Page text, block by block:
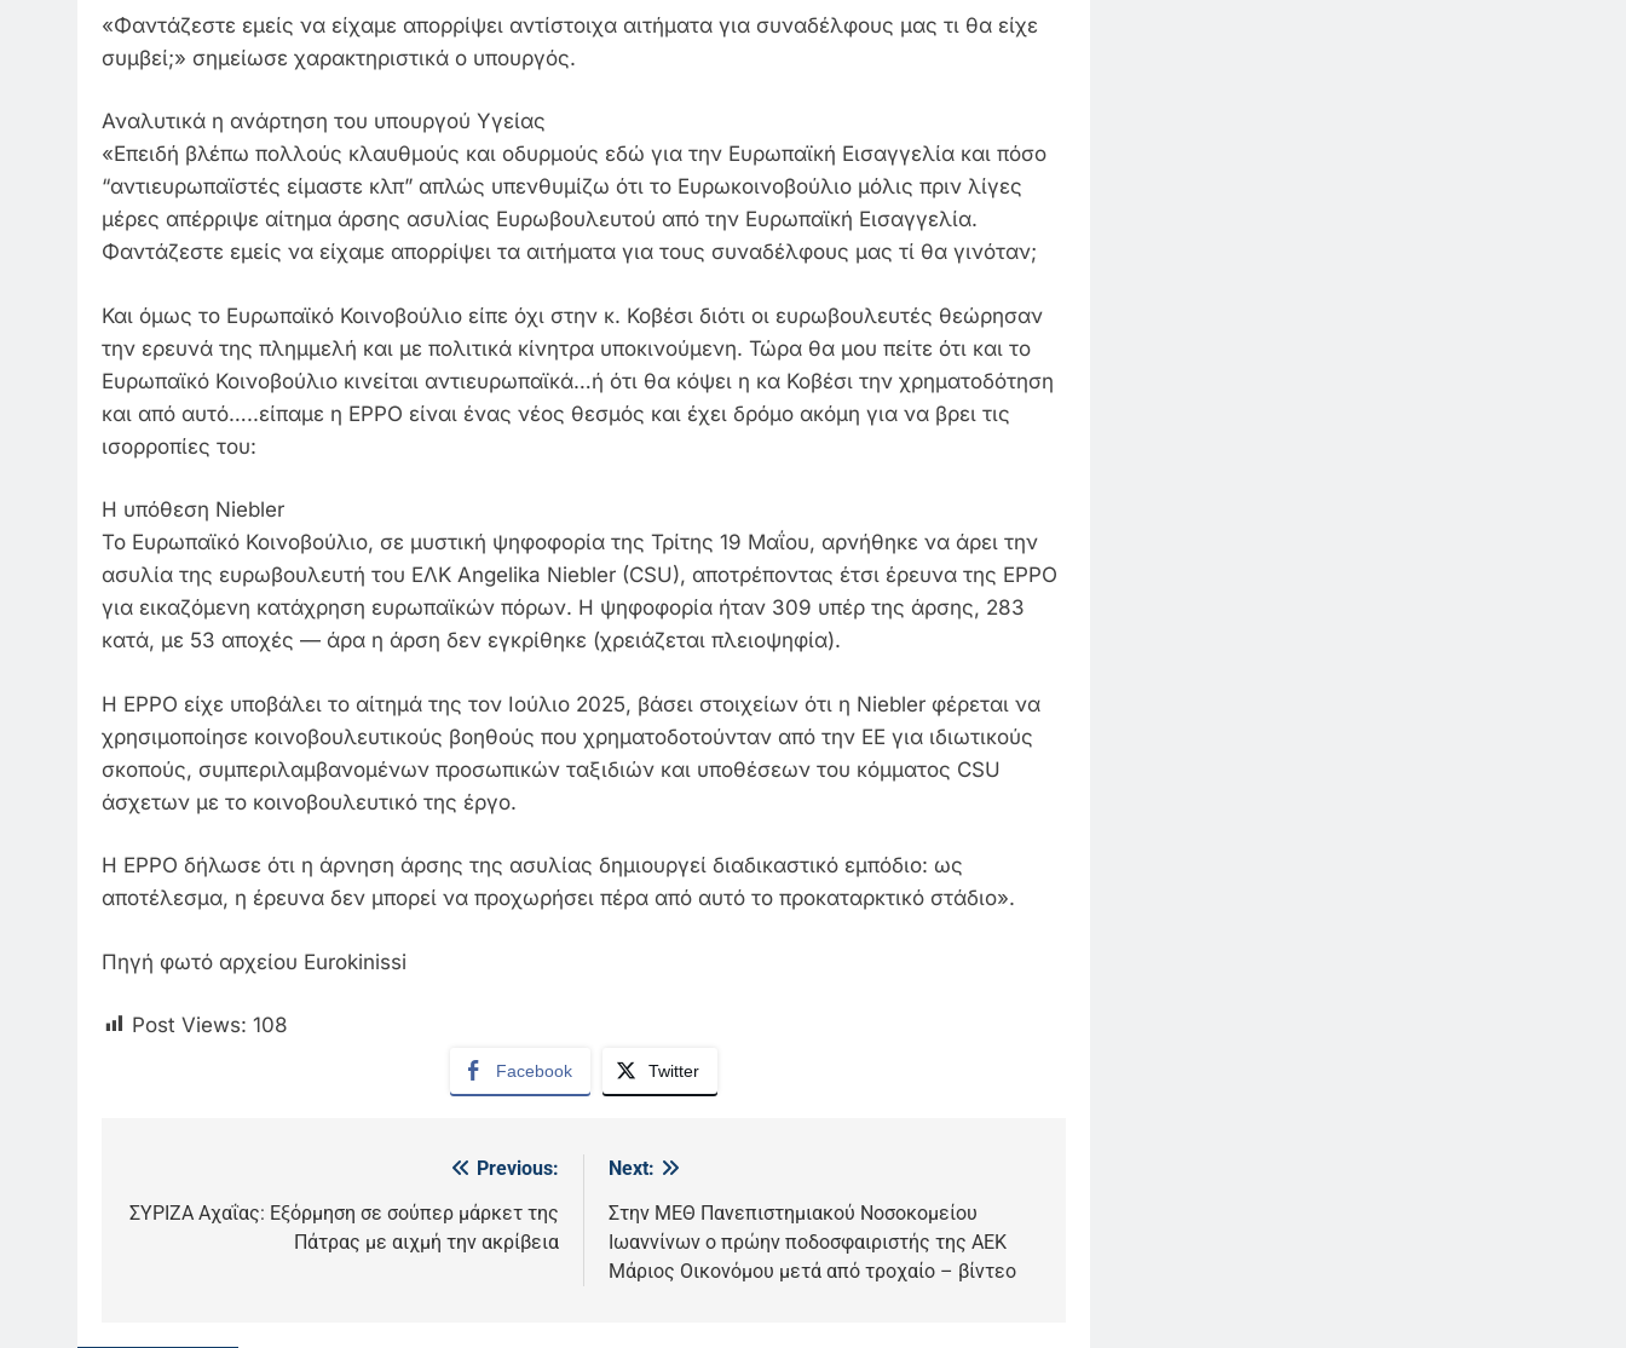
«Φαντάζεστε εμείς να είχαμε απορρίψει αντίστοιχα αιτήματα για συναδέλφους μας τι θα είχε
συμβεί;» σημείωσε χαρακτηριστικά ο υπουργός.
Αναλυτικά η ανάρτηση του υπουργού Υγείας
«Επειδή βλέπω πολλούς κλαυθμούς και οδυρμούς εδώ για την Ευρωπαϊκή Εισαγγελία και πόσο
“αντιευρωπαϊστές είμαστε κλπ” απλώς υπενθυμίζω ότι το Ευρωκοινοβούλιο μόλις πριν λίγες
μέρες απέρριψε αίτημα άρσης ασυλίας Ευρωβουλευτού από την Ευρωπαϊκή Εισαγγελία.
Φαντάζεστε εμείς να είχαμε απορρίψει τα αιτήματα για τους συναδέλφους μας τί θα γινόταν;
Και όμως το Ευρωπαϊκό Κοινοβούλιο είπε όχι στην κ. Κοβέσι διότι οι ευρωβουλευτές θεώρησαν
την ερευνά της πλημμελή και με πολιτικά κίνητρα υποκινούμενη. Τώρα θα μου πείτε ότι και το
Ευρωπαϊκό Κοινοβούλιο κινείται αντιευρωπαϊκά…ή ότι θα κόψει η κα Κοβέσι την χρηματοδότηση
και από αυτό…..είπαμε η EPPO είναι ένας νέος θεσμός και έχει δρόμο ακόμη για να βρει τις
ισορροπίες του:
Η υπόθεση Niebler
Το Ευρωπαϊκό Κοινοβούλιο, σε μυστική ψηφοφορία της Τρίτης 19 Μαΐου, αρνήθηκε να άρει την
ασυλία της ευρωβουλευτή του ΕΛΚ Angelika Niebler (CSU), αποτρέποντας έτσι έρευνα της EPPO
για εικαζόμενη κατάχρηση ευρωπαϊκών πόρων. Η ψηφοφορία ήταν 309 υπέρ της άρσης, 283
κατά, με 53 αποχές — άρα η άρση δεν εγκρίθηκε (χρειάζεται πλειοψηφία).
Η EPPO είχε υποβάλει το αίτημά της τον Ιούλιο 2025, βάσει στοιχείων ότι η Niebler φέρεται να
χρησιμοποίησε κοινοβουλευτικούς βοηθούς που χρηματοδοτούνταν από την ΕΕ για ιδιωτικούς
σκοπούς, συμπεριλαμβανομένων προσωπικών ταξιδιών και υποθέσεων του κόμματος CSU
άσχετων με το κοινοβουλευτικό της έργο.
Η EPPO δήλωσε ότι η άρνηση άρσης της ασυλίας δημιουργεί διαδικαστικό εμπόδιο: ως
αποτέλεσμα, η έρευνα δεν μπορεί να προχωρήσει πέρα από αυτό το προκαταρκτικό στάδιο».
Πηγή φωτό αρχείου Eurokinissi
Post Views: 108
Facebook Twitter
άρθρων
Previous:
ΣΥΡΙΖΑ Αχαΐας: Εξόρμηση σε σούπερ μάρκετ της
Πάτρας με αιχμή την ακρίβεια
Next:
Στην ΜΕΘ Πανεπιστημιακού Νοσοκομείου
Ιωαννίνων ο πρώην ποδοσφαιριστής της ΑΕΚ
Μάριος Οικονόμου μετά από τροχαίο – βίντεο
Ο Παναγιώτης Στάθης στο